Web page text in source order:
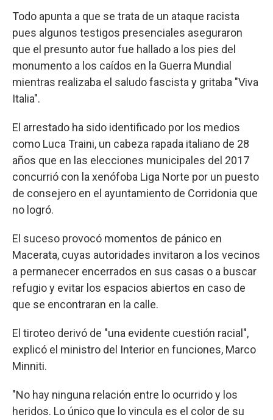
Todo apunta a que se trata de un ataque racista
pues algunos testigos presenciales aseguraron
que el presunto autor fue hallado a los pies del
monumento a los caídos en la Guerra Mundial
mientras realizaba el saludo fascista y gritaba "Viva
Italia".
El arrestado ha sido identificado por los medios
como Luca Traini, un cabeza rapada italiano de 28
años que en las elecciones municipales del 2017
concurrió con la xenófoba Liga Norte por un puesto
de consejero en el ayuntamiento de Corridonia que
no logró.
El suceso provocó momentos de pánico en
Macerata, cuyas autoridades invitaron a los vecinos
a permanecer encerrados en sus casas o a buscar
refugio y evitar los espacios abiertos en caso de
que se encontraran en la calle.
El tiroteo derivó de "una evidente cuestión racial",
explicó el ministro del Interior en funciones, Marco
Minniti.
"No hay ninguna relación entre lo ocurrido y los
heridos. Lo único que lo vincula es el color de su